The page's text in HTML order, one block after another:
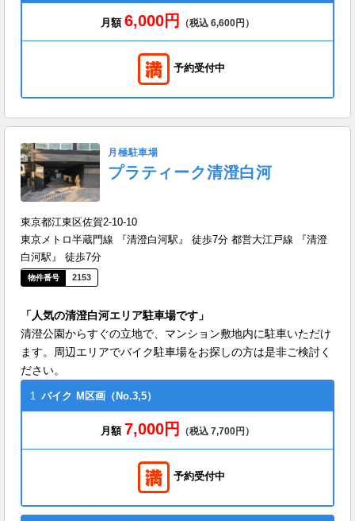
月額 6,000円 （税込 6,600円）
予約受付中
月極駐車場
プラティーク清澄白河
東京都江東区佐賀2-10-10
東京メトロ半蔵門線 『清澄白河駅』 徒歩7分 都営大江戸線 『清澄
白河駅』 徒歩7分
2153
「人気の清澄白河エリア駐車場です」
清澄公園からすぐの立地で、マンション敷地内に駐車いただけ
ます。周辺エリアでバイク駐車場をお探しの方は是非ご検討く
ださい。
1 バイク M区画（No.3,5）
月額 7,000円 （税込 7,700円）
予約受付中